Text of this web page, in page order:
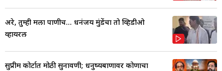
अरे, तुम्ही मला पाणीच... धनंजय मुंडेंचा तो व्हिडीओ
व्हायरल
सुप्रीम कोर्टात मोठी सुनावणी; धनुष्यबाणावर कोणाचा